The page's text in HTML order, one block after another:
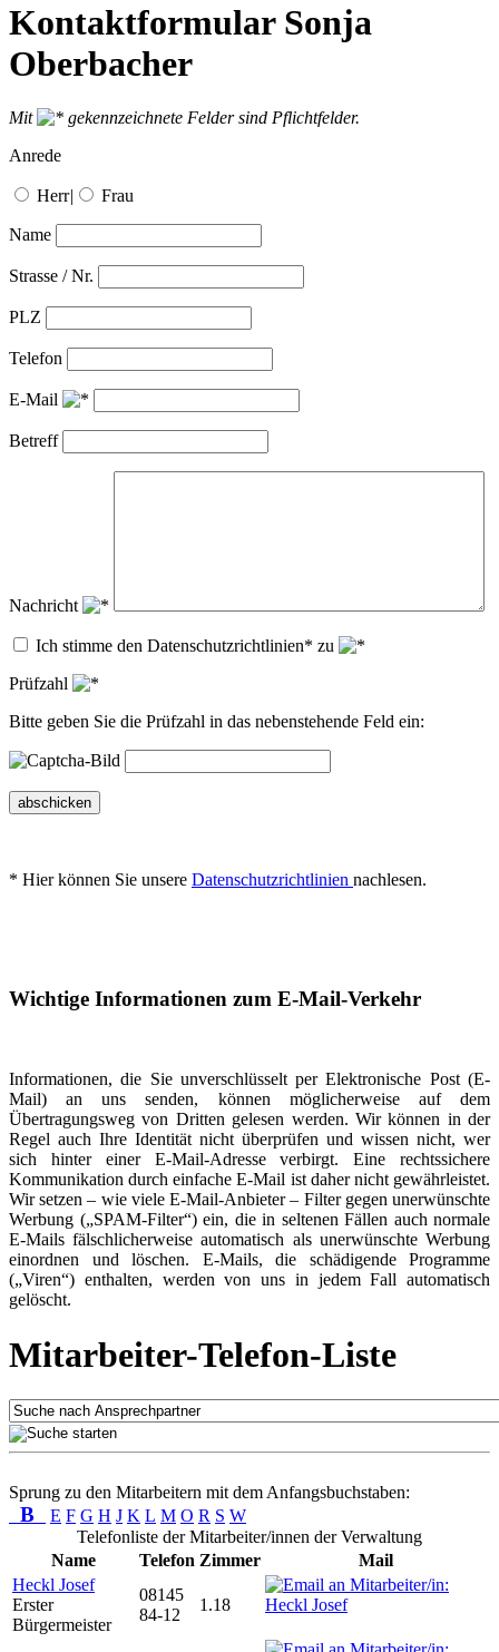
Kontaktformular Sonja
Oberbacher
Mit
gekennzeichnete Felder sind Pflichtfelder.
Anrede
Herr| Frau
Name
Strasse / Nr.
PLZ
Telefon
E-Mail
Betreff
Nachricht
Ich stimme den Datenschutzrichtlinien* zu
Prüfzahl
Bitte geben Sie die Prüfzahl in das nebenstehende Feld ein:
abschicken
* Hier können Sie unsere Datenschutzrichtlinien nachlesen.
Wichtige Informationen zum E-Mail-Verkehr
Informationen, die Sie unverschlüsselt per Elektronische Post (E-
Mail) an uns senden, können möglicherweise auf dem
Übertragungsweg von Dritten gelesen werden. Wir können in der
Regel auch Ihre Identität nicht überprüfen und wissen nicht, wer
sich hinter einer E-Mail-Adresse verbirgt. Eine rechtssichere
Kommunikation durch einfache E-Mail ist daher nicht gewährleistet.
Wir setzen – wie viele E-Mail-Anbieter – Filter gegen unerwünschte
Werbung („SPAM-Filter“) ein, die in seltenen Fällen auch normale
E-Mails fälschlicherweise automatisch als unerwünschte Werbung
einordnen und löschen. E-Mails, die schädigende Programme
(„Viren“) enthalten, werden von uns in jedem Fall automatisch
gelöscht.
Mitarbeiter-Telefon-Liste
Sprung zu den Mitarbeitern mit dem Anfangsbuchstaben:
B E F G H J K L M O R S W
Telefonliste der Mitarbeiter/innen der Verwaltung
Name
Telefon Zimmer
Mail
Heckl Josef
Erster
Bürgermeister
08145
84-12
1.18